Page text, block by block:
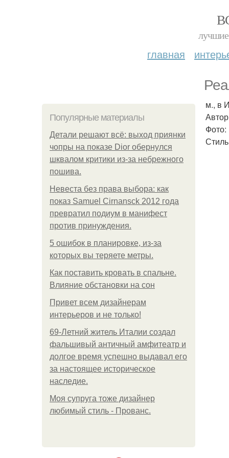
лучшие
главная
Популярные материалы
Детали решают всё: выход приянки
чопры на показе Dior обернулся
шквалом критики из-за небрежного
пошива.
Невеста без права выбора: как
показ Samuel Cirnansck 2012 года
превратил подиум в манифест
против принуждения.
5 ошибок в планировке, из-за
которых вы теряете метры.
Как поставить кровать в спальне.
Влияние обстановки на сон
Привет всем дизайнерам
интерьеров и не только!
69-Летний житель Италии создал
фальшивый античный амфитеатр и
долгое время успешно выдавал его
за настоящее историческое
наследие.
Моя супруга тоже дизайнер
любимый стиль - Прованс.
м., в
Фото: